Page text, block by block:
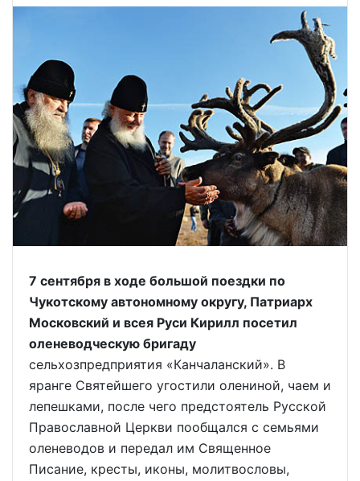
7 сентября в ходе большой поездки по
Чукотскому автономному округу, Патриарх
Московский и всея Руси Кирилл посетил
оленеводческую бригаду
сельхозпредприятия «Канчаланский». В
яранге Святейшего угостили олениной, чаем и
лепешками, после чего предстоятель Русской
Православной Церкви пообщался с семьями
оленеводов и передал им Священное
Писание, кресты, иконы, молитвословы,